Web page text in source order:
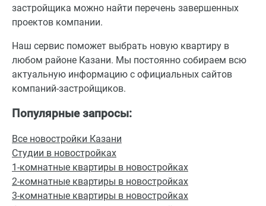
застройщика можно найти перечень завершенных
проектов компании.
Наш сервис поможет выбрать новую квартиру в
любом районе Казани. Мы постоянно собираем всю
актуальную информацию с официальных сайтов
компаний-застройщиков.
Популярные запросы:
Все новостройки Казани
Студии в новостройках
1-комнатные квартиры в новостройках
2-комнатные квартиры в новостройках
3-комнатные квартиры в новостройках